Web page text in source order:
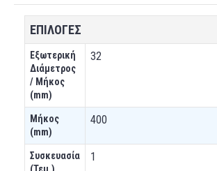
ΕΠΙΛΟΓΕΣ
Εξωτερική
Διάμετρος
/ Μήκος
(mm)
32
Μήκος
(mm)
400
Συσκευασία
1